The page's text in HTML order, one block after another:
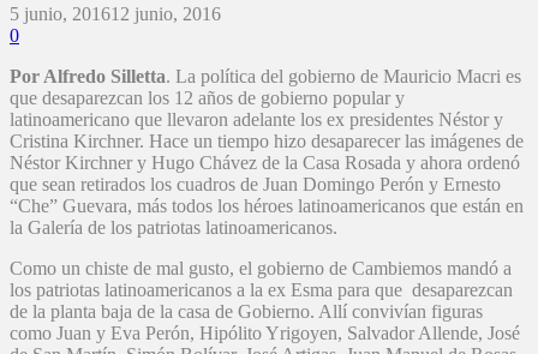
5 junio, 201612 junio, 2016
0
Por Alfredo Silletta. La política del gobierno de Mauricio Macri es
que desaparezcan los 12 años de gobierno popular y
latinoamericano que llevaron adelante los ex presidentes Néstor y
Cristina Kirchner. Hace un tiempo hizo desaparecer las imágenes de
Néstor Kirchner y Hugo Chávez de la Casa Rosada y ahora ordenó
que sean retirados los cuadros de Juan Domingo Perón y Ernesto
“Che” Guevara, más todos los héroes latinoamericanos que están en
la Galería de los patriotas latinoamericanos.
Como un chiste de mal gusto, el gobierno de Cambiemos mandó a
los patriotas latinoamericanos a la ex Esma para que desaparezcan
de la planta baja de la casa de Gobierno. Allí convivían figuras
como Juan y Eva Perón, Hipólito Yrigoyen, Salvador Allende, José